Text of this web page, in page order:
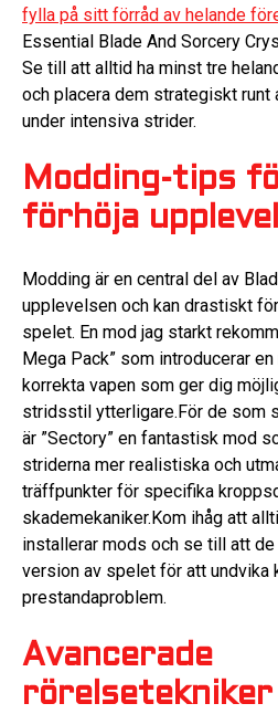
fylla på sitt förråd av helande
Essential Blade And Sorcery
Se till att alltid ha minst tre
och placera dem strategiskt runt
under intensiva strider.
Modding-tips
förhöja
Modding är en central del av
upplevelsen och kan drastiskt
spelet. En mod jag starkt
Mega Pack” som introducerar
korrekta vapen som ger dig
stridsstil ytterligare.För de som
är ”Sectory” en fantastisk mod
striderna mer realistiska och
träffpunkter för specifika
skademekaniker.Kom ihåg att
installerar mods och se till att
version av spelet för att undvika
prestandaproblem.
Avancerade
rörelsetekniker